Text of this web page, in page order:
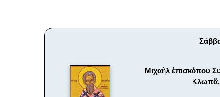
Μιχαὴλ ἐπισκόπου
Κλωπᾶ,